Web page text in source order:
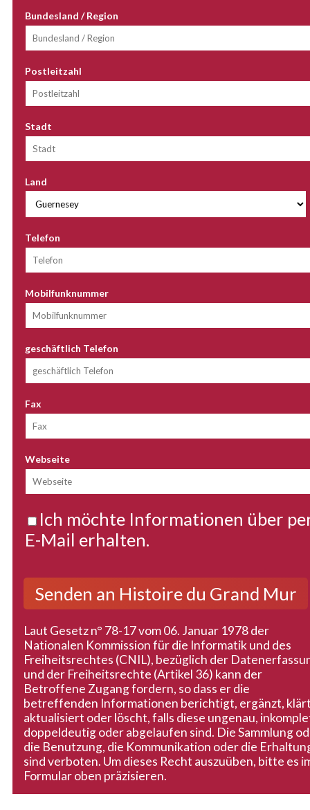
Bundesland / Region
Postleitzahl
Stadt
Land
Telefon
Mobilfunknummer
geschäftlich Telefon
Fax
Webseite
Ich möchte Informationen über per
E-Mail erhalten.
Laut Gesetz n° 78-17 vom 06. Januar 1978 der
Nationalen Kommission für die Informatik und des
Freiheitsrechtes (CNIL), bezüglich der
und der Freiheitsrechte (Artikel 36) kann der
Betroffene Zugang fordern, so dass er die
betreffenden Informationen berichtigt, ergänzt,
aktualisiert oder löscht, falls diese ungenau,
doppeldeutig oder abgelaufen sind. Die Sammlung
die Benutzung, die Kommunikation oder die
sind verboten. Um dieses Recht auszuüben, bitte es
Formular oben präzisieren.